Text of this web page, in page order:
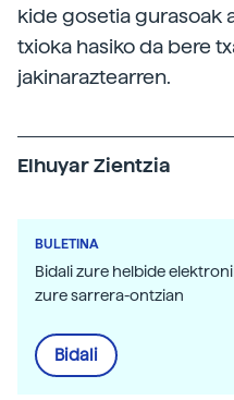
kide gosetia gurasoak
txioka hasiko da bere
jakinaraztearren.
Elhuyar Zientzia
BULETINA
Bidali zure helbide
zure sarrera-ontzian
Bidali